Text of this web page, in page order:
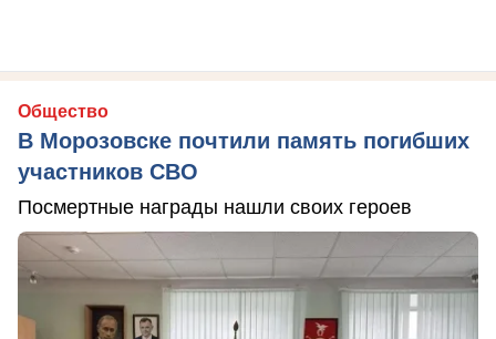
Общество
В Морозовске почтили память погибших
участников СВО
Посмертные награды нашли своих героев